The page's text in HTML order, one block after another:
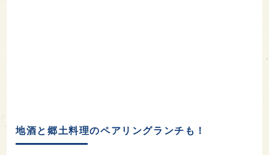
地酒と郷土料理のペアリングランチも！